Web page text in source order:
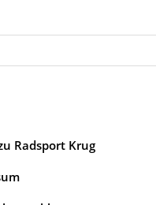
Radsport Krug